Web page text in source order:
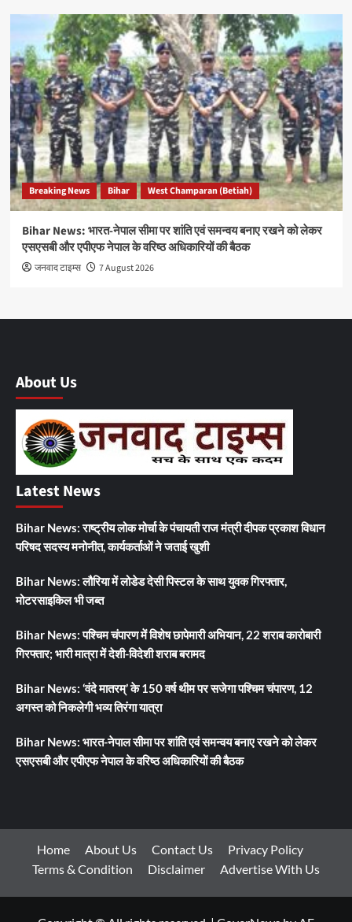
Breaking News Bihar West Champaran (Betiah)
Bihar News: भारत-नेपाल सीमा पर शांति एवं समन्वय बनाए रखने को लेकर
एसएसबी और एपीएफ नेपाल के वरिष्ठ अधिकारियों की बैठक
जनवाद टाइम्स 7 August 2026
About Us
Latest News
Bihar News: राष्ट्रीय लोक मोर्चा के पंचायती राज मंत्री दीपक प्रकाश विधान
परिषद सदस्य मनोनीत, कार्यकर्ताओं ने जताई खुशी
Bihar News: लौरिया में लोडेड देसी पिस्टल के साथ युवक गिरफ्तार,
मोटरसाइकिल भी जब्त
Bihar News: पश्चिम चंपारण में विशेष छापेमारी अभियान, 22 शराब कारोबारी
गिरफ्तार; भारी मात्रा में देशी-विदेशी शराब बरामद
Bihar News: ‘वंदे मातरम्’ के 150 वर्ष थीम पर सजेगा पश्चिम चंपारण, 12
अगस्त को निकलेगी भव्य तिरंगा यात्रा
Bihar News: भारत-नेपाल सीमा पर शांति एवं समन्वय बनाए रखने को लेकर
एसएसबी और एपीएफ नेपाल के वरिष्ठ अधिकारियों की बैठक
Home About Us Contact Us
Privacy Policy
Terms & Condition
Disclaimer Advertise With Us